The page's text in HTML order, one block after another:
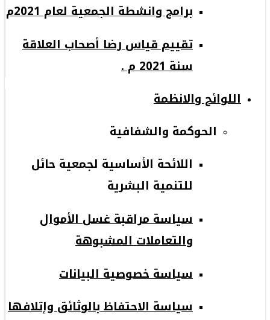
برامج وانشطة الجمعية لعام 2021م
تقييم قياس رضا أصحاب العلاقة
سنة 2021 م .
اللوائح والانظمة
الحوكمة والشفافية
اللائحة الأساسية لجمعية حائل
للتنمية البشرية
سياسة مراقبة غسل الأموال
والتعاملات المشبوهة
سياسة خصوصية البيانات
سياسة الاحتفاظ بالوثائق وإتلافها